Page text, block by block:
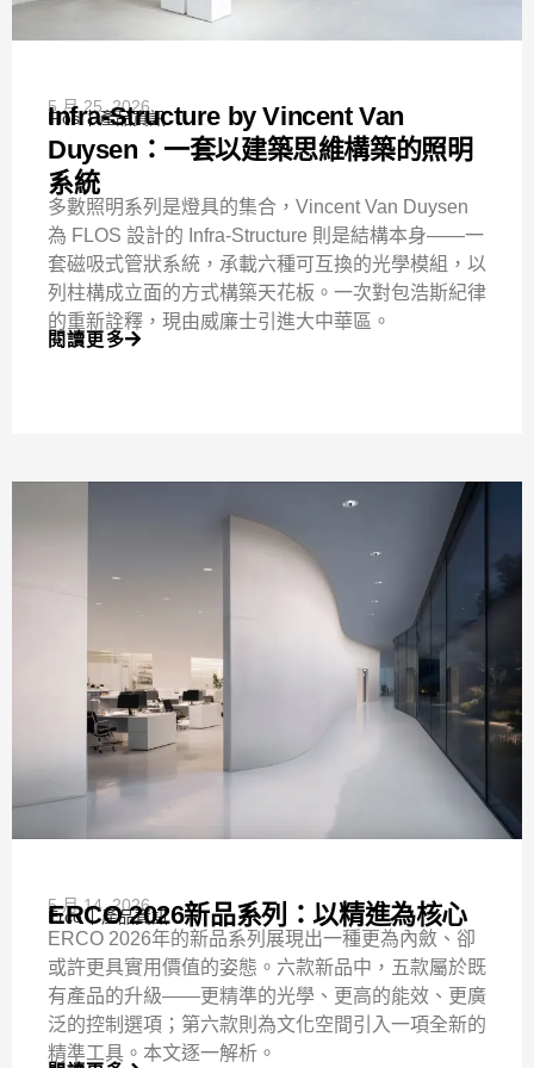
5 月 25, 2026
Flos 產品資訊
Infra-Structure by Vincent Van
Duysen：一套以建築思維構築的照明
系統
多數照明系列是燈具的集合，Vincent Van Duysen
為 FLOS 設計的 Infra-Structure 則是結構本身——一
套磁吸式管狀系統，承載六種可互換的光學模組，以
列柱構成立面的方式構築天花板。一次對包浩斯紀律
的重新詮釋，現由威廉士引進大中華區。
閱讀更多
5 月 14, 2026
Erco 產品資訊
ERCO 2026新品系列：以精進為核心
ERCO 2026年的新品系列展現出一種更為內斂、卻
或許更具實用價值的姿態。六款新品中，五款屬於既
有產品的升級——更精準的光學、更高的能效、更廣
泛的控制選項；第六款則為文化空間引入一項全新的
精準工具。本文逐一解析。